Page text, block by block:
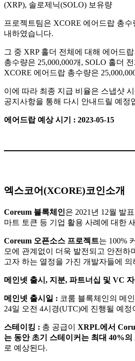
(XRP), 솔로제닉(SOLO) 보유량
프로젝트팀은 XCORE 에어드랍 총수
내하였습니다.
그 중 XRP 홀더 전체에 대해 에어드
총수량은 25,000,000개, SOLO 홀더
XCORE 에어드랍 총수량은
이에 따라 최종 지급 비율은 스냅샷
공지사항을 통해 다시 안내드릴 예정
에어드랍 예상 시기 : 2023-05-15
엑스코어(XCORE)코인소개
Coreum 블록체인은 2021년 12월 발
마트 토큰 등 기업 활용 사례에 대한
Coreum 오픈소스 프로젝트는 100%
모에 관계없이 더욱 발전되고 안전하
고자 하는 열정을 가진 개발자들에 의
메인넷 출시, 지분, 파트너십 및 VC
메인넷 출시일 : 코룸 블록체인의 메
24일 오전 4시경(UTC)에 진행될 예정
스테이킹 : 총 공급이
XRPL에서
는 동안 초기 스테이커는 최대 40%의
로 예상된다.​